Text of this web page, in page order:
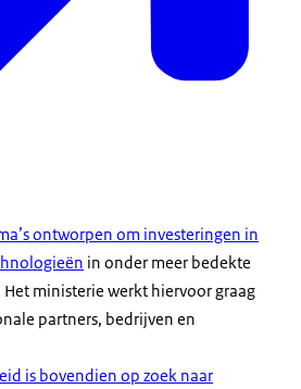
ontworpen om investeringen in
in onder meer bedekte
ministerie werkt hiervoor graag
partners, bedrijven en
is bovendien op zoek naar